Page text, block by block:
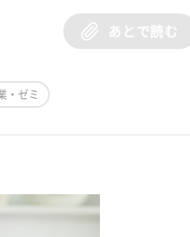
あとで読む
・ゼミ